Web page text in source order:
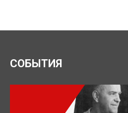
СОБЫТИЯ